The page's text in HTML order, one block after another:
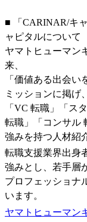
■ 「CARINAR/キ
ャピタルについて
ヤマトヒューマン
来、
「価値ある出会
ミッションに掲げ、
「VC 転職」「ス
転職」「コンサル
強みを持つ人材紹
転職支援業界出身
強みとし、若手層
プロフェッショナ
います。
ヤマトヒューマン